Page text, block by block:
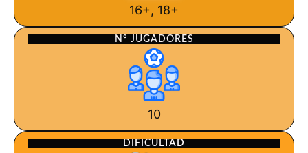
16+, 18+
Nº JUGADORES
10
DIFICULTAD